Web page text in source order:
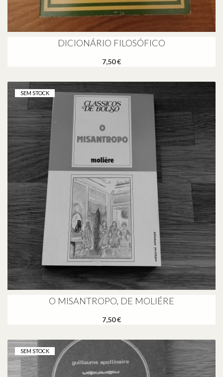
DICIONÁRIO FILOSÓFICO
7,50 €
SEM STOCK
O MISANTROPO, DE MOLIÉRE
7,50 €
SEM STOCK